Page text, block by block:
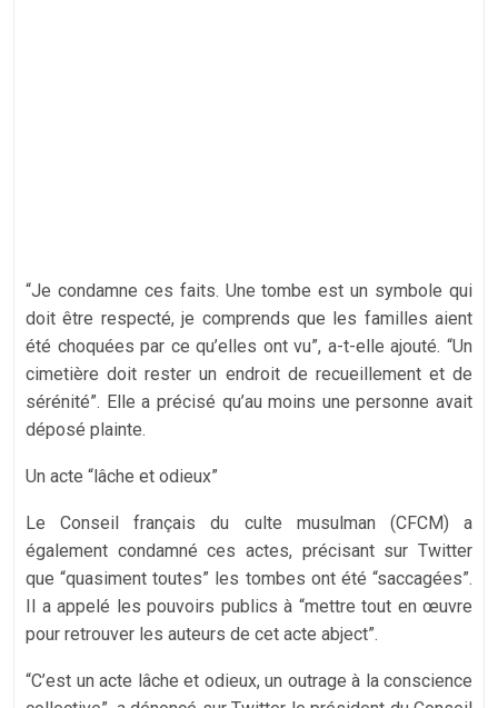
“Je condamne ces faits. Une tombe est un symbole qui
doit être respecté, je comprends que les familles aient
été choquées par ce qu’elles ont vu”, a-t-elle ajouté. “Un
cimetière doit rester un endroit de recueillement et de
sérénité”. Elle a précisé qu’au moins une personne avait
déposé plainte.
Un acte “lâche et odieux”
Le Conseil français du culte musulman (CFCM) a
également condamné ces actes, précisant sur Twitter
que “quasiment toutes” les tombes ont été “saccagées”.
Il a appelé les pouvoirs publics à “mettre tout en œuvre
pour retrouver les auteurs de cet acte abject”.
“C’est un acte lâche et odieux, un outrage à la conscience